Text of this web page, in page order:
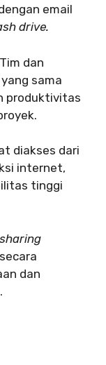
email
drive.
Tim dan
sama
produktivitas
diakses dari
internet,
tinggi
dan